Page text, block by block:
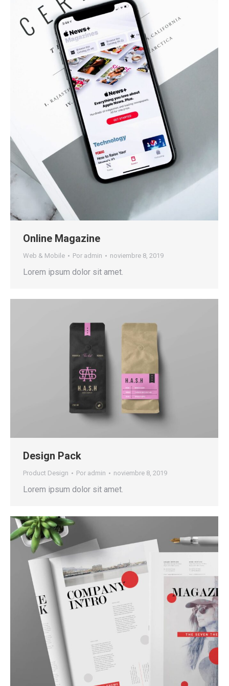
Online Magazine
Web & Mobile Por admin noviembre 8, 2019
Lorem ipsum dolor sit amet.
Design Pack
Product Design Por admin noviembre 8, 2019
Lorem ipsum dolor sit amet.